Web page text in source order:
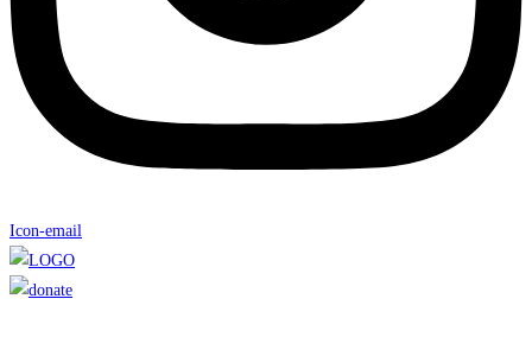
Icon-email